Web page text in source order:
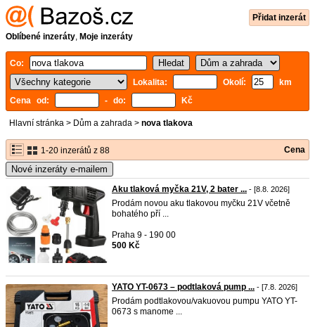
Přidat inzerát
Oblíbené inzeráty, Moje inzeráty
Co:
Lokalita:
Okolí:
km
Cena od:
- do: Kč
Hlavní stránka > Dům a zahrada > nova tlakova
1-20 inzerátů z 88 Cena
Nové inzeráty e-mailem
Aku tlaková myčka 21V, 2 bater ... - [8.8. 2026]
Prodám novou aku tlakovou myčku 21V včetně
bohatého pří ...
Praha 9 - 190 00
500 Kč
YATO YT-0673 – podtlaková pump ... - [7.8. 2026]
Prodám podtlakovou/vakuovou pumpu YATO YT-
0673 s manome ...